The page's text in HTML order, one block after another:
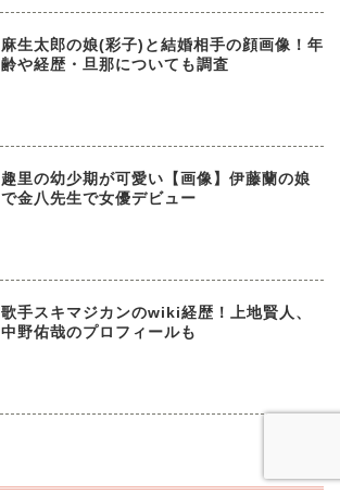
麻生太郎の娘(彩子)と結婚相手の顔画像！年
齢や経歴・旦那についても調査
趣里の幼少期が可愛い【画像】伊藤蘭の娘
で金八先生で女優デビュー
歌手スキマジカンのwiki経歴！上地賢人、
中野佑哉のプロフィールも